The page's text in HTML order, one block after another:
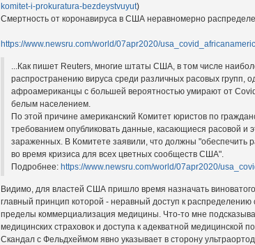
komitet-i-prokuratura-bezdeystvuyut)
Смертность от коронавируса в США неравномерно
https://www.newsru.com/world/07apr2020/
...Как пишет Reuters, многие штаты США, в том числе
распространению вируса среди различных расовых групп,
афроамериканцы с большей вероятностью умирают от
белым населением.
По этой причине американский Комитет юристов по
требованием опубликовать данные, касающиеся расовой и
зараженных. В Комитете заявили, что должны "обеспечить
во время кризиса для всех цветных сообществ США".
Подробнее: https://www.newsru.com/world/07apr2020/
Видимо, для властей США пришло время назначать
главный принцип которой - неравный доступ к
пределы коммерциализация медицины. Что-то мне
медицинских страховок и доступа к адекватной медицинской
Скандал с Фельдхеймом явно указывает в сторону